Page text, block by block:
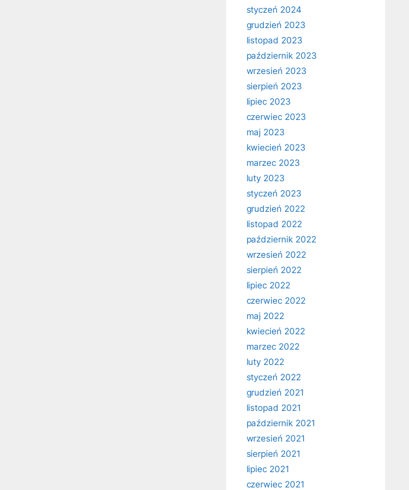
styczeń 2024
grudzień 2023
listopad 2023
październik 2023
wrzesień 2023
sierpień 2023
lipiec 2023
czerwiec 2023
maj 2023
kwiecień 2023
marzec 2023
luty 2023
styczeń 2023
grudzień 2022
listopad 2022
październik 2022
wrzesień 2022
sierpień 2022
lipiec 2022
czerwiec 2022
maj 2022
kwiecień 2022
marzec 2022
luty 2022
styczeń 2022
grudzień 2021
listopad 2021
październik 2021
wrzesień 2021
sierpień 2021
lipiec 2021
czerwiec 2021